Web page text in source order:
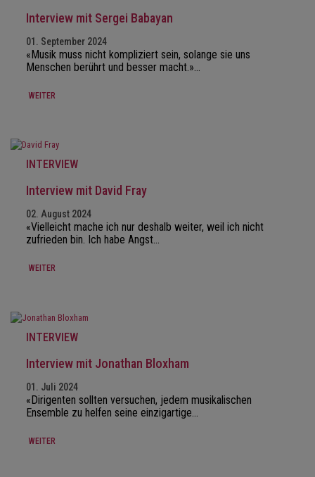
Interview mit Sergei Babayan
01. September 2024
«Musik muss nicht kompliziert sein, solange sie uns
Menschen berührt und besser macht.»…
WEITER
INTERVIEW
Interview mit David Fray
02. August 2024
«Vielleicht mache ich nur deshalb weiter, weil ich nicht
zufrieden bin. Ich habe Angst…
WEITER
INTERVIEW
Interview mit Jonathan Bloxham
01. Juli 2024
«Dirigenten sollten versuchen, jedem musikalischen
Ensemble zu helfen seine einzigartige…
WEITER